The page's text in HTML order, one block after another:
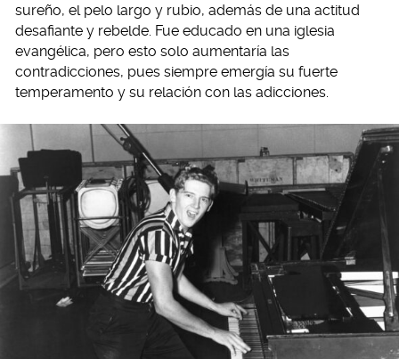
sureño, el pelo largo y rubio, además de una actitud
desafiante y rebelde. Fue educado en una iglesia
evangélica, pero esto solo aumentaría las
contradicciones, pues siempre emergía su fuerte
temperamento y su relación con las adicciones.